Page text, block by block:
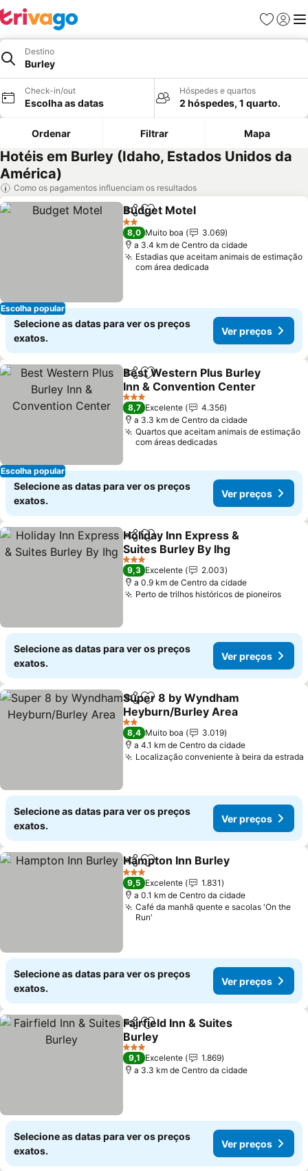
Favoritos
Iniciar
Destino
Burley
Check-in/out
Escolha as datas
Hóspedes e quartos
2 hóspedes, 1 quarto.
Ordenar Filtrar Mapa
Hotéis em Burley (Idaho, Estados Unidos da
América)
Como os pagamentos influenciam os resultados
Escolha popular
PartilharAdicionar aos favoritos
Budget Motel
2 Estrelas
8,0 Muito boa
3.069
a 3.4 km de Centro da cidade
Estadias que aceitam animais de estimação
com área dedicada
Selecione as datas para ver os preços
exatos.
Ver preços
Escolha popular
PartilharAdicionar aos favoritos
Best Western Plus Burley
Inn & Convention Center
3 Estrelas
8,7 Excelente
4.356
a 3.3 km de Centro da cidade
Quartos que aceitam animais de estimação
com áreas dedicadas
Selecione as datas para ver os preços
exatos.
Ver preços
PartilharAdicionar aos favoritos
Holiday Inn Express &
Suites Burley By Ihg
3 Estrelas
9,3 Excelente
2.003
a 0.9 km de Centro da cidade
Perto de trilhos históricos de pioneiros
Selecione as datas para ver os preços
exatos.
Ver preços
PartilharAdicionar aos favoritos
Super 8 by Wyndham
Heyburn/Burley Area
2 Estrelas
8,4 Muito boa
3.019
a 4.1 km de Centro da cidade
Localização conveniente à beira da estrada
Selecione as datas para ver os preços
exatos.
Ver preços
PartilharAdicionar aos favoritos
Hampton Inn Burley
3 Estrelas
9,5 Excelente
1.831
a 0.1 km de Centro da cidade
Café da manhã quente e sacolas 'On the
Run'
Selecione as datas para ver os preços
exatos.
Ver preços
PartilharAdicionar aos favoritos
Fairfield Inn & Suites
Burley
3 Estrelas
9,1 Excelente
1.869
a 3.3 km de Centro da cidade
Selecione as datas para ver os preços
exatos.
Ver preços